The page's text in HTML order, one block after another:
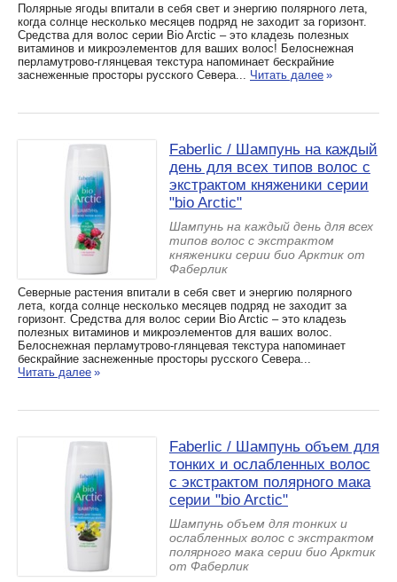
Полярные ягоды впитали в себя свет и энергию полярного лета,
когда солнце несколько месяцев подряд не заходит за горизонт.
Средства для волос серии Bio Arctic – это кладезь полезных
витаминов и микроэлементов для ваших волос! Белоснежная
перламутрово-глянцевая текстура напоминает бескрайние
заснеженные просторы русского Севера... Читать далее »
Faberlic / Шампунь на каждый
день для всех типов волос с
экстрактом княженики серии
"bio Arctic"
Шампунь на каждый день для всех
типов волос с экстрактом
княженики серии био Арктик от
Фаберлик
Северные растения впитали в себя свет и энергию полярного
лета, когда солнце несколько месяцев подряд не заходит за
горизонт. Средства для волос серии Bio Arctic – это кладезь
полезных витаминов и микроэлементов для ваших волос.
Белоснежная перламутрово-глянцевая текстура напоминает
бескрайние заснеженные просторы русского Севера...
Читать далее »
Faberlic / Шампунь объем для
тонких и ослабленных волос
с экстрактом полярного мака
серии "bio Arctic"
Шампунь объем для тонких и
ослабленных волос с экстрактом
полярного мака серии био Арктик
от Фаберлик